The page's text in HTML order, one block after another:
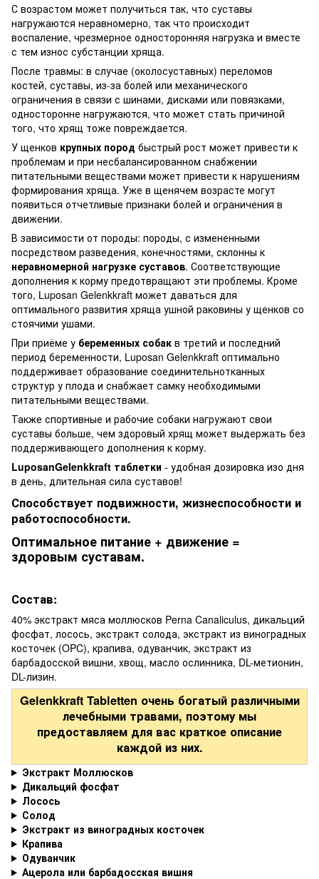
С возрастом может получиться так, что суставы
нагружаются неравномерно, так что происходит
воспаление, чрезмерное односторонняя нагрузка и вместе
с тем износ субстанции хряща.
После травмы: в случае (околосуставных) переломов
костей, суставы, из-за болей или механического
ограничения в связи с шинами, дисками или повязками,
односторонне нагружаются, что может стать причиной
того, что хрящ тоже повреждается.
У щенков крупных пород быстрый рост может привести к
проблемам и при несбалансированном снабжении
питательными веществами может привести к нарушениям
формирования хряща. Уже в щенячем возрасте могут
появиться отчетливые признаки болей и ограничения в
движении.
В зависимости от породы: породы, с измененными
посредством разведения, конечностями, склонны к
неравномерной нагрузке суставов. Соответствующие
дополнения к корму предотвращают эти проблемы. Кроме
того, Luposan Gelenkkraft может даваться для
оптимального развития хряща ушной раковины у щенков со
стоячими ушами.
При приёме у беременных собак в третий и последний
период беременности, Luposan Gelenkkraft оптимально
поддерживает образование соединительнотканных
структур у плода и снабжает самку необходимыми
питательными веществами.
Также спортивные и рабочие собаки нагружают свои
суставы больше, чем здоровый хрящ может выдержать без
поддерживающего дополнения к корму.
LuposanGelenkkraft таблетки - удобная дозировка изо дня
в день, длительная сила суставов!
Способствует подвижности, жизнеспособности и
работоспособности.
Оптимальное питание + движение =
здоровым суставам.
Состав:
40% экстракт мяса моллюсков Perna Canaliculus, дикальций
фосфат, лосось, экстракт солода, экстракт из виноградных
косточек (OPC), крапива, одуванчик, экстракт из
барбадосской вишни, хвощ, масло ослинника, DL-метионин,
DL-лизин.
Gelenkkraft Tabletten очень богатый различными
лечебными травами, поэтому мы
предоставляем для вас краткое описание
каждой из них.
Экстракт Моллюсков
Дикальций фосфат
Лосось
Солод
Экстракт из виноградных косточек
Крапива
Одуванчик
Ацерола или барбадосская вишня